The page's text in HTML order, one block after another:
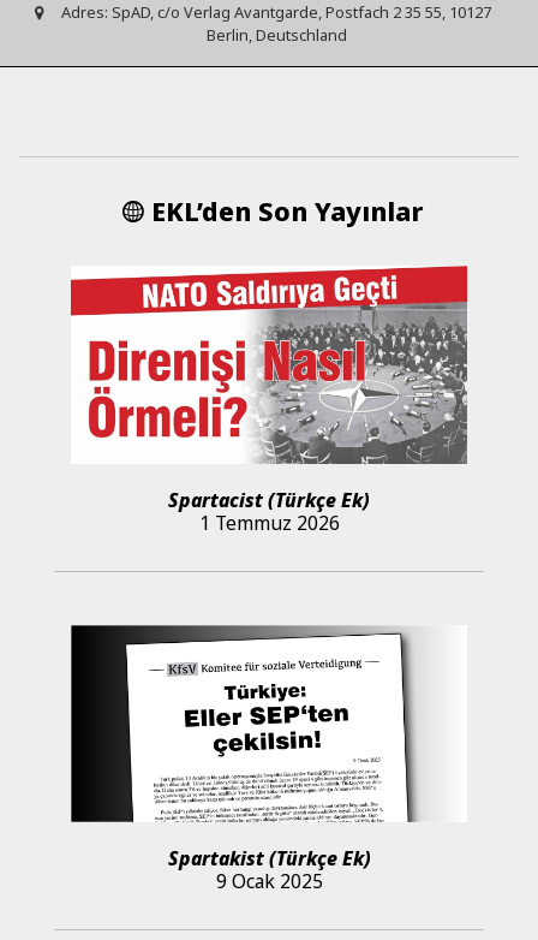
Adres: SpAD, c/o Verlag Avantgarde, Postfach 2 35 55, 10127
Berlin, Deutschland
EKL’den Son Yayınlar
Spartacist (Türkçe Ek)
1 Temmuz 2026
Spartakist (Türkçe Ek)
9 Ocak 2025